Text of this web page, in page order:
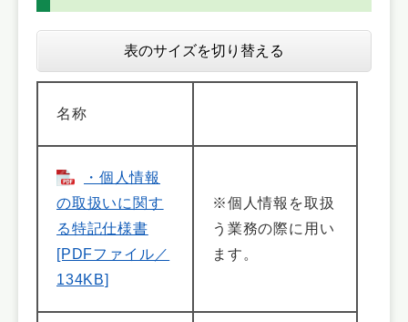
表のサイズを切り替える
名称
・個人情報
の取扱いに関す
る特記仕様書
[PDFファイル／
134KB]
※個人情報を取扱
う業務の際に用い
ます。